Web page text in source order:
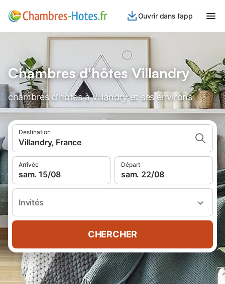
Ouvrir dans l’app
Chambres d'hôtes Villandry
chambres d'hôtes à Villandry et ses environs
Destination
Villandry, France
Arrivée
sam. 15/08
Départ
sam. 22/08
Invités
CHERCHER